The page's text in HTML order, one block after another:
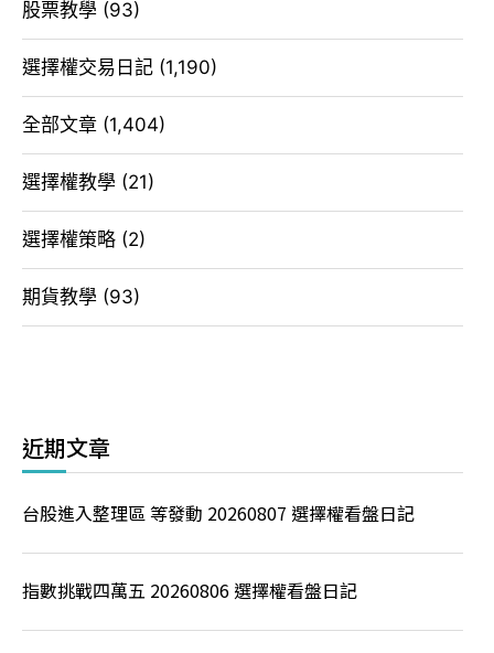
股票教學 (93)
選擇權交易日記 (1,190)
全部文章 (1,404)
選擇權教學 (21)
選擇權策略 (2)
期貨教學 (93)
近期文章
台股進入整理區 等發動 20260807 選擇權看盤日記
指數挑戰四萬五 20260806 選擇權看盤日記